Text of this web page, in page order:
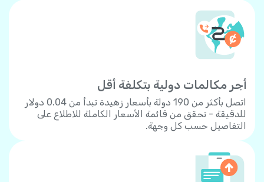
أجر مكالمات دولية بتكلفة أقل
اتصل بأكثر من 190 دولة بأسعار زهيدة تبدأ من 0.04 دولار
للدقيقة - تحقق من قائمة الأسعار الكاملة للاطلاع على
التفاصيل حسب كل وجهة.